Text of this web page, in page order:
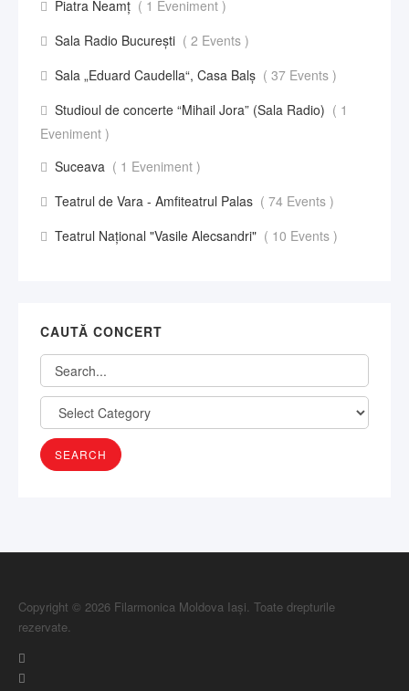
Piatra Neamț ( 1 Eveniment )
Sala Radio București ( 2 Events )
Sala „Eduard Caudella“, Casa Balş ( 37 Events )
Studioul de concerte “Mihail Jora” (Sala Radio) ( 1
Eveniment )
Suceava ( 1 Eveniment )
Teatrul de Vara - Amfiteatrul Palas ( 74 Events )
Teatrul Național "Vasile Alecsandri" ( 10 Events )
CAUTĂ CONCERT
Copyright © 2026 Filarmonica Moldova Iași. Toate drepturile
rezervate.